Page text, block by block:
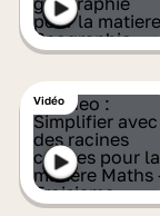
Vidéo